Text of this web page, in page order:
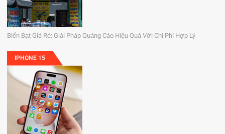
Biển Bạt Giá Rẻ: Giải Pháp Quảng Cáo Hiệu Quả Với Chi Phí Hợp Lý
IPHONE 15